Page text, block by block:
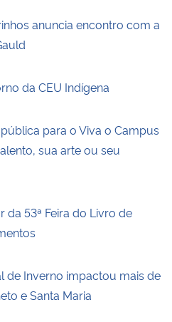
anuncia encontro com a
da CEU Indígena
para o Viva o Campus
sua arte ou seu
da 53ª Feira do Livro de
de Inverno impactou mais de
e Santa Maria